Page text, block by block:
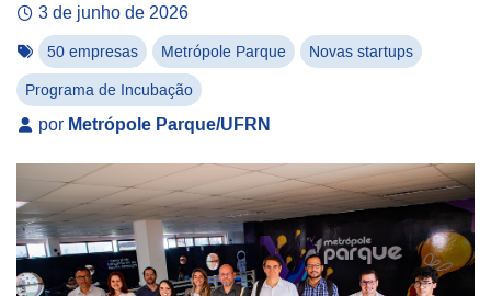
3 de junho de 2026
50 empresas Metrópole Parque Novas startups
Programa de Incubação
por Metrópole Parque/UFRN